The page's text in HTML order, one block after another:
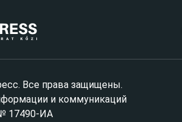
Все права защищены.
и коммуникаций
17490-ИА